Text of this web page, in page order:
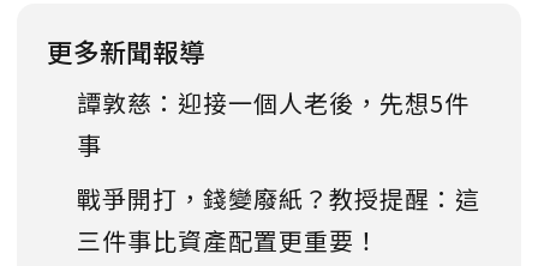
更多新聞報導
譚敦慈：迎接一個人老後，先想5件
事
戰爭開打，錢變廢紙？教授提醒：這
三件事比資產配置更重要！